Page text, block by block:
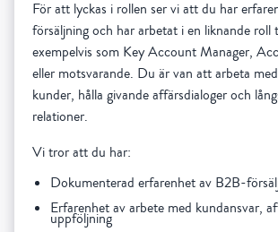
För att lyckas i rollen ser vi att du har
försäljning och har arbetat i en liknande roll
exempelvis som Key Account Manager,
eller motsvarande. Du är van att arbeta
kunder, hålla givande affärsdialoger och
relationer.
Vi tror att du har:
Dokumenterad erfarenhet av B2B-
Erfarenhet av arbete med kundansvar,
uppföljning